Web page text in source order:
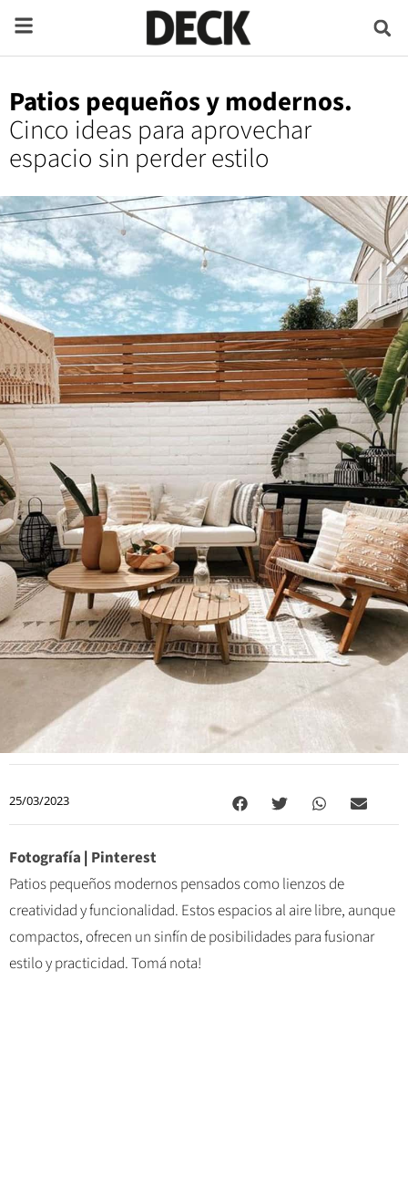
Patios pequeños y modernos.
Cinco ideas para aprovechar
espacio sin perder estilo
25/03/2023
Fotografía | Pinterest
Patios pequeños modernos pensados como lienzos de
creatividad y funcionalidad. Estos espacios al aire libre, aunque
compactos, ofrecen un sinfín de posibilidades para fusionar
estilo y practicidad. Tomá nota!